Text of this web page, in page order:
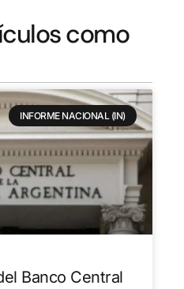
como
INFORME NACIONAL (IN)
Banco Central